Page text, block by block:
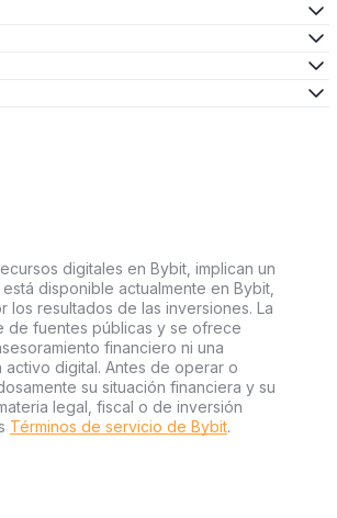
digitales en Bybit, implican un
disponible actualmente en Bybit,
resultados de las inversiones. La
de fuentes públicas y se ofrece
financiero ni una
digital. Antes de operar o
su situación financiera y su
legal, fiscal o de inversión
Términos de servicio de Bybit.